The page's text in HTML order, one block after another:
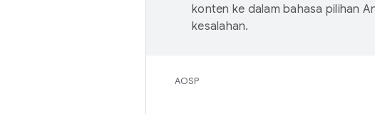
konten ke dalam bahasa pilihan
kesalahan.
AOSP